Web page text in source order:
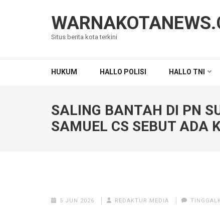
Situs berita kota terkini
HUKUM HALLO POLISI HALLO TNI
SALING BANTAH DI PN
SAMUEL CS SEBUT ADA
5 JUN 2026 REDAKTUR MEDIA